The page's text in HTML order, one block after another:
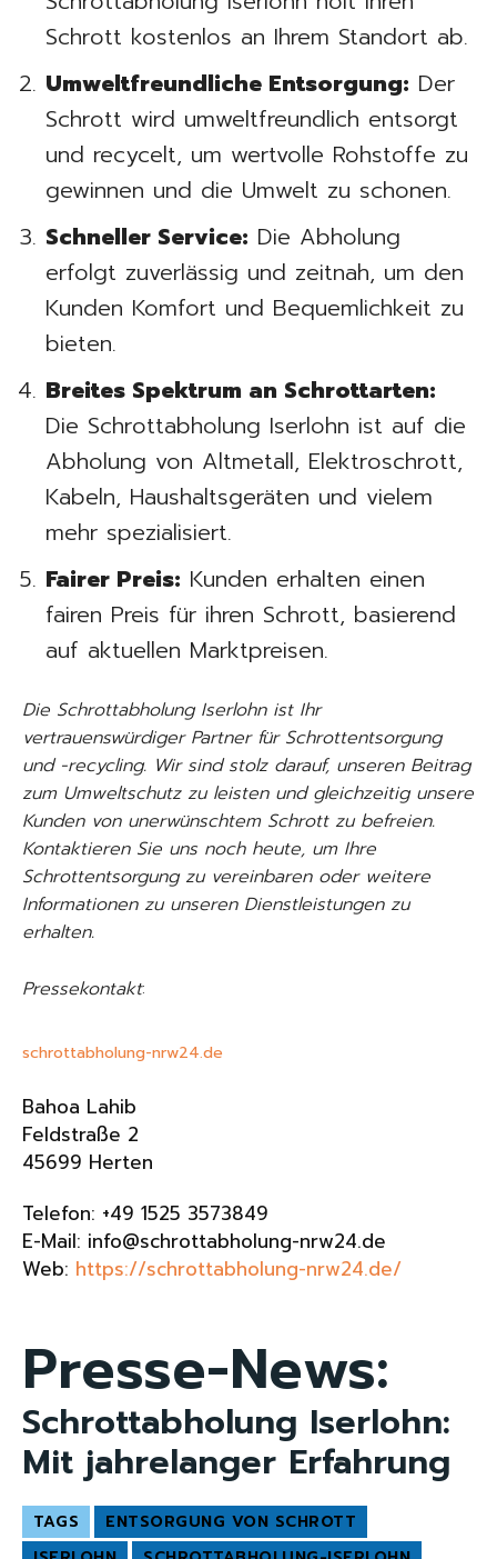
Schrott kostenlos an Ihrem Standort ab.
Umweltfreundliche Entsorgung: Der
Schrott wird umweltfreundlich entsorgt
und recycelt, um wertvolle Rohstoffe zu
gewinnen und die Umwelt zu schonen.
Schneller Service: Die Abholung
erfolgt zuverlässig und zeitnah, um den
Kunden Komfort und Bequemlichkeit zu
bieten.
Breites Spektrum an Schrottarten:
Die Schrottabholung Iserlohn ist auf die
Abholung von Altmetall, Elektroschrott,
Kabeln, Haushaltsgeräten und vielem
mehr spezialisiert.
Fairer Preis: Kunden erhalten einen
fairen Preis für ihren Schrott, basierend
auf aktuellen Marktpreisen.
Die Schrottabholung Iserlohn ist Ihr
vertrauenswürdiger Partner für Schrottentsorgung
und -recycling. Wir sind stolz darauf, unseren Beitrag
zum Umweltschutz zu leisten und gleichzeitig unsere
Kunden von unerwünschtem Schrott zu befreien.
Kontaktieren Sie uns noch heute, um Ihre
Schrottentsorgung zu vereinbaren oder weitere
Informationen zu unseren Dienstleistungen zu
erhalten.
Pressekontakt:
schrottabholung-nrw24.de
Bahoa Lahib
Feldstraße 2
45699 Herten
Telefon: +49 1525 3573849
E-Mail: info@schrottabholung-nrw24.de
Web: https://schrottabholung-nrw24.de/
Presse-News:
Schrottabholung Iserlohn:
Mit jahrelanger Erfahrung
TAGS
ENTSORGUNG VON SCHROTT